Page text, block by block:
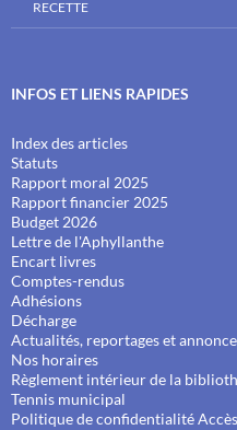
RECETTE
INFOS ET LIENS RAPIDES
Index des articles
Statuts
Rapport moral 2025
Rapport financier 2025
Budget 2026
Lettre de l'Aphyllanthe
Encart livres
Comptes-rendus
Adhésions
Décharge
Actualités, reportages et
Nos horaires
Règlement intérieur de la
Tennis municipal
Politique de confidentialité